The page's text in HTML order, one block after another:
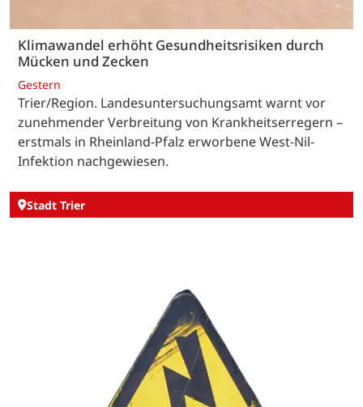
Klimawandel erhöht Gesundheitsrisiken durch
Mücken und Zecken
Gestern
Trier/Region. Landesuntersuchungsamt warnt vor
zunehmender Verbreitung von Krankheitserregern –
erstmals in Rheinland-Pfalz erworbene West-Nil-
Infektion nachgewiesen.
Stadt Trier